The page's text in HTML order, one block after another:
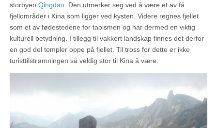
storbyen Qingdao . Den utmerker seg ved å være et av få
fjellområder i Kina som ligger ved kysten. Videre regnes fjellet
som et av fødestedene for taoismen og har dermed en viktig
kulturell betydning. I tillegg til vakkert landskap finnes det derfor
en god del templer oppe på fjellet. Til tross for dette er ikke
turisttilstrømningen så veldig stor til Kina å være.